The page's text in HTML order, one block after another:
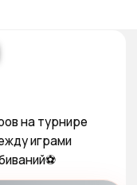
на турнире
играми